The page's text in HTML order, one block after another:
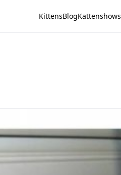
KittensBlogKattenshows